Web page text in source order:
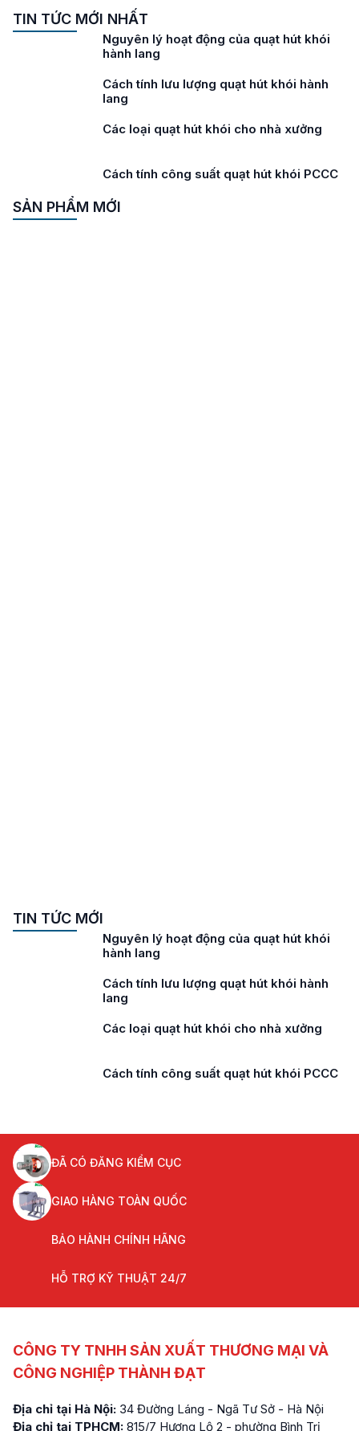
TIN TỨC MỚI NHẤT
Nguyên lý hoạt động của quạt hút khói
hành lang
Cách tính lưu lượng quạt hút khói hành
lang
Các loại quạt hút khói cho nhà xưởng
Cách tính công suất quạt hút khói PCCC
SẢN PHẨM MỚI
TIN TỨC MỚI
Nguyên lý hoạt động của quạt hút khói
hành lang
Cách tính lưu lượng quạt hút khói hành
lang
Các loại quạt hút khói cho nhà xưởng
Cách tính công suất quạt hút khói PCCC
ĐÃ CÓ ĐĂNG KIỂM CỤC
GIAO HÀNG TOÀN QUỐC
BẢO HÀNH CHÍNH HÃNG
HỖ TRỢ KỸ THUẬT 24/7
CÔNG TY TNHH SẢN XUẤT THƯƠNG MẠI VÀ
CÔNG NGHIỆP THÀNH ĐẠT
Địa chỉ tại Hà Nội: 34 Đường Láng - Ngã Tư Sở - Hà Nội
Địa chỉ tại TPHCM: 815/7 Hương Lộ 2 - phường Bình Trị